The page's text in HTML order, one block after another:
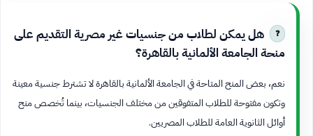
هل يمكن لطلاب من جنسيات غير مصرية التقديم على
منحة الجامعة الألمانية بالقاهرة؟
نعم، بعض المنح المتاحة في الجامعة الألمانية بالقاهرة لا تشترط جنسية معينة
وتكون مفتوحة للطلاب المتفوقين من مختلف الجنسيات، بينما تُخصص منح
أوائل الثانوية العامة للطلاب المصريين.